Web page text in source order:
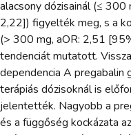
alacsony dózisainál (≤
2,22]) figyelték meg, s a
(> 300 mg, aOR: 2,51
tendenciát mutatott.
dependencia A pregabalin
terápiás dózisoknál is
jelentették. Nagyobb a
és a függőség kockázata